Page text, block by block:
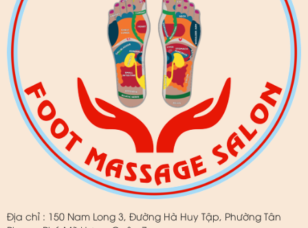
Địa chỉ : 150 Nam Long 3, Đường Hà Huy Tập, Phường Tân